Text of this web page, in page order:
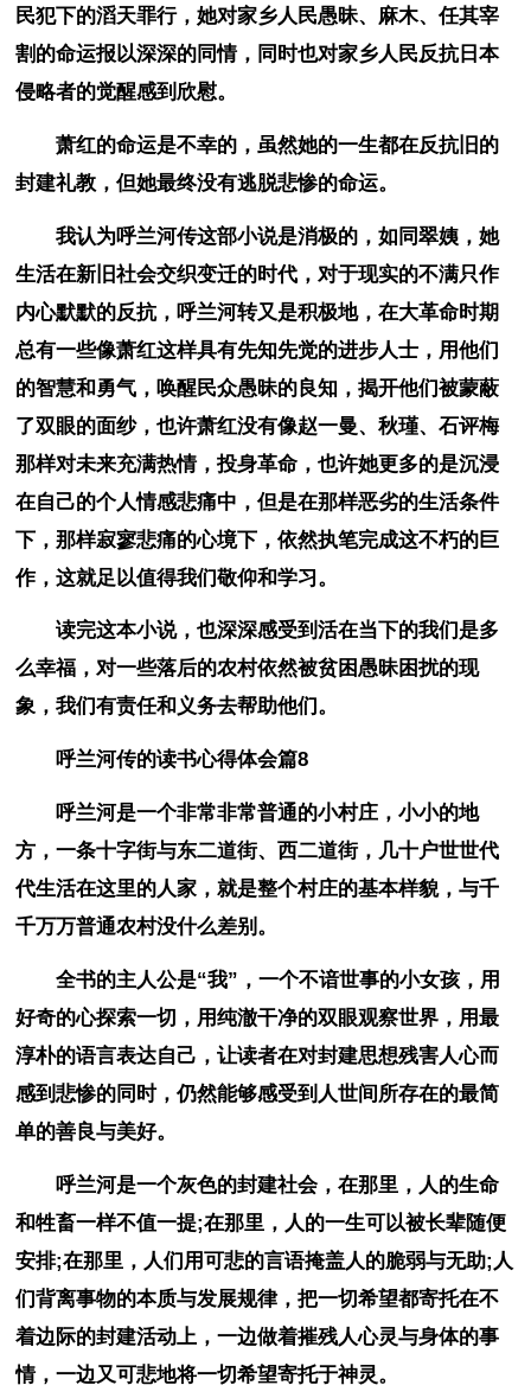
民犯下的滔天罪行，她对家乡人民愚昧、麻木、任其宰
割的命运报以深深的同情，同时也对家乡人民反抗日本
侵略者的觉醒感到欣慰。
萧红的命运是不幸的，虽然她的一生都在反抗旧的
封建礼教，但她最终没有逃脱悲惨的命运。
我认为呼兰河传这部小说是消极的，如同翠姨，她
生活在新旧社会交织变迁的时代，对于现实的不满只作
内心默默的反抗，呼兰河转又是积极地，在大革命时期
总有一些像萧红这样具有先知先觉的进步人士，用他们
的智慧和勇气，唤醒民众愚昧的良知，揭开他们被蒙蔽
了双眼的面纱，也许萧红没有像赵一曼、秋瑾、石评梅
那样对未来充满热情，投身革命，也许她更多的是沉浸
在自己的个人情感悲痛中，但是在那样恶劣的生活条件
下，那样寂寥悲痛的心境下，依然执笔完成这不朽的巨
作，这就足以值得我们敬仰和学习。
读完这本小说，也深深感受到活在当下的我们是多
么幸福，对一些落后的农村依然被贫困愚昧困扰的现
象，我们有责任和义务去帮助他们。
呼兰河传的读书心得体会篇8
呼兰河是一个非常非常普通的小村庄，小小的地
方，一条十字街与东二道街、西二道街，几十户世世代
代生活在这里的人家，就是整个村庄的基本样貌，与千
千万万普通农村没什么差别。
全书的主人公是“我”，一个不谙世事的小女孩，用
好奇的心探索一切，用纯澈干净的双眼观察世界，用最
淳朴的语言表达自己，让读者在对封建思想残害人心而
感到悲惨的同时，仍然能够感受到人世间所存在的最简
单的善良与美好。
呼兰河是一个灰色的封建社会，在那里，人的生命
和牲畜一样不值一提;在那里，人的一生可以被长辈随便
安排;在那里，人们用可悲的言语掩盖人的脆弱与无助;人
们背离事物的本质与发展规律，把一切希望都寄托在不
着边际的封建活动上，一边做着摧残人心灵与身体的事
情，一边又可悲地将一切希望寄托于神灵。